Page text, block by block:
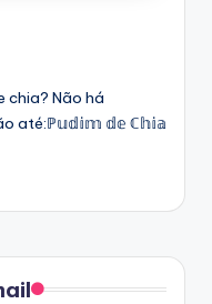
chia? Não há
até:ℙ𝕦𝕕𝕚𝕞 𝕕𝕖 ℂ𝕙𝕚𝕒